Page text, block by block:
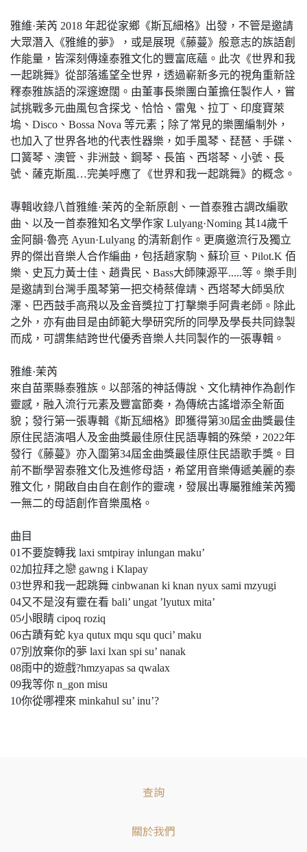
雅維·茉芮 2018 年起從家鄉《斯瓦細格》出發，不管是邀請
大眾潛入《雅維的夢》，或是展現《藤蔓》般意志的族語創
作能量，皆深刻傳達泰雅文化的豐富底蘊。此次《世界和我
一起跳舞》從部落遙望全世界，透過嶄新多元的視角重新詮
釋泰雅族語的深邃遼闊。由董事長樂團白董擔任製作人，嘗
試挑戰多元曲風包含探戈、恰恰、雷鬼、拉丁、印度寶萊
塢、Disco、Bossa Nova 等元素；除了常見的樂團編制外，
也加入了世界各地的代表性器樂，如手風琴、琵琶、手碟、
口簧琴、澳管、非洲鼓、鋼琴、長笛、西塔琴、小號、長
號、薩克斯風…完美呼應了《世界和我一起跳舞》的概念。
專輯收錄八首雅維·茉芮的全新原創、一首泰雅古調改編歌
曲、以及一首泰雅知名文學作家 Lulyang·Noming 其14歲千
金阿韻·魯亮 Ayun·Lulyang 的清新創作。更廣邀流行及獨立
界的傑出音樂人合作編曲，包括趙家駒、蘇玠亘、Pilot.K 佰
樂、史瓦力黃士佳、趙貴民、Bass大師陳源平.....等。樂手則
是邀請到台灣手風琴第一把交椅蔡偉靖、西塔琴大師吳欣
澤、巴西鼓手高飛以及金音獎拉丁打擊樂手阿貴老師。除此
之外，亦有曲目是由師範大學研究所的同學及學長共同錄製
而成，可謂集結跨世代優秀音樂人共同製作的一張專輯。
雅維·茉芮
來自苗栗縣泰雅族。以部落的神話傳說、文化精神作為創作
靈感，融入流行元素及豐富節奏，為傳統古謠增添全新面
貌；發行第一張專輯《斯瓦細格》即獲得第30屆金曲獎最佳
原住民語演唱人及金曲獎最佳原住民語專輯的殊榮，2022年
發行《藤蔓》亦入圍第34屆金曲獎最佳原住民語歌手獎。目
前不斷學習泰雅文化及進修母語，希望用音樂傳遞美麗的泰
雅文化，開啟自由自在創作的靈魂，發展出專屬雅維茉芮獨
一無二的母語創作音樂風格。
曲目
01不要旋轉我 laxi smtpiray inlungan maku’
02加拉拜之戀 gawng i Klapay
03世界和我一起跳舞 cinbwanan ki knan nyux sami mzyugi
04又不是沒有靈在看 bali’ ungat ’lyutux mita’
05小眼睛 cipoq roziq
06古蹟有蛇 kya qutux mqu squ quci’ maku
07別放棄你的夢 laxi lxan spi su’ nanak
08雨中的遊戲?hmzyapas sa qwalax
09我等你 n_gon misu
10你從哪裡來 minkahul su’ inu’?
查詢
關於我們